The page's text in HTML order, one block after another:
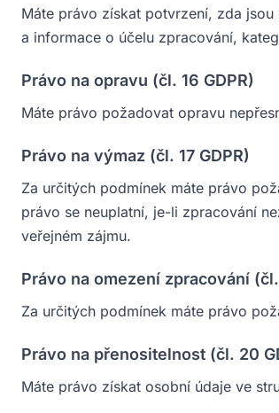
Máte právo získat potvrzení, zda
a informace o účelu zpracování,
Právo na opravu (čl. 16 GDPR)
Máte právo požadovat opravu
Právo na výmaz (čl. 17 GDPR)
Za určitých podmínek máte právo
právo se neuplatní, je-li zpracování
veřejném zájmu.
Právo na omezení zpracování (čl.
Za určitých podmínek máte právo
Právo na přenositelnost (čl. 20
Máte právo získat osobní údaje ve